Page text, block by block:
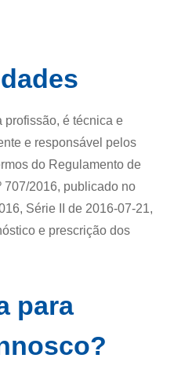
profissão, é técnica e
e responsável pelos
do Regulamento de
707/2016, publicado no
Série II de 2016-07-21,
e prescrição dos
para